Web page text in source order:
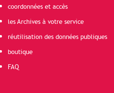
coordonnées et accès
les Archives à votre service
réutilisation des données publiques
boutique
FAQ